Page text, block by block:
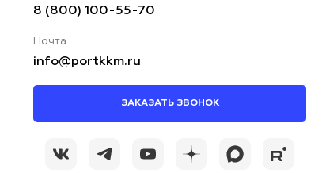
8 (800) 100-55-70
Почта
info@portkkm.ru
ЗАКАЗАТЬ ЗВОНОК